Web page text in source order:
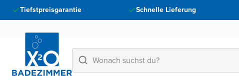
Tiefstpreisgarantie Schnelle Lieferung